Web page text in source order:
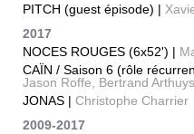
PITCH (guest épisode) |
2017
NOCES ROUGES (6x52') |
CAÏN / Saison 6 (rôle
Jason Roffe, Bertrand Arthuys
JONAS | Christophe Charrier
2009-2017